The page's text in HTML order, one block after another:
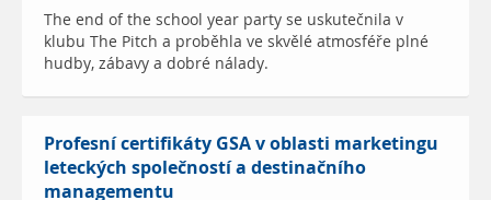
The end of the school year party se uskutečnila v
klubu The Pitch a proběhla ve skvělé atmosféře plné
hudby, zábavy a dobré nálady.
Profesní certifikáty GSA v oblasti marketingu
leteckých společností a destinačního
managementu